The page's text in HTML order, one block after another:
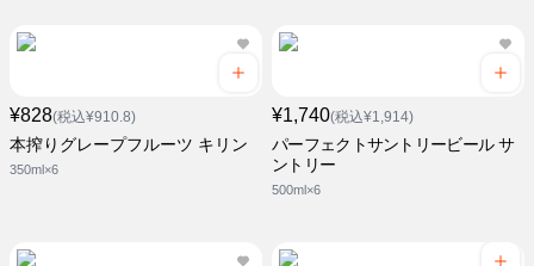
¥828(税込¥910.8)
本搾りグレープフルーツ キリン
350ml×6
¥1,740(税込¥1,914)
パーフェクトサントリービール サ
ントリー
500ml×6